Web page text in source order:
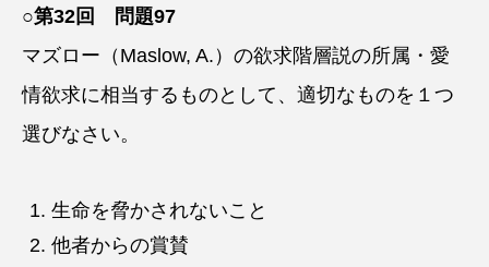
○第32回 問題97
マズロー（Maslow, A.）の欲求階層説の所属・愛
情欲求に相当するものとして、適切なものを１つ
選びなさい。
生命を脅かされないこと
他者からの賞賛